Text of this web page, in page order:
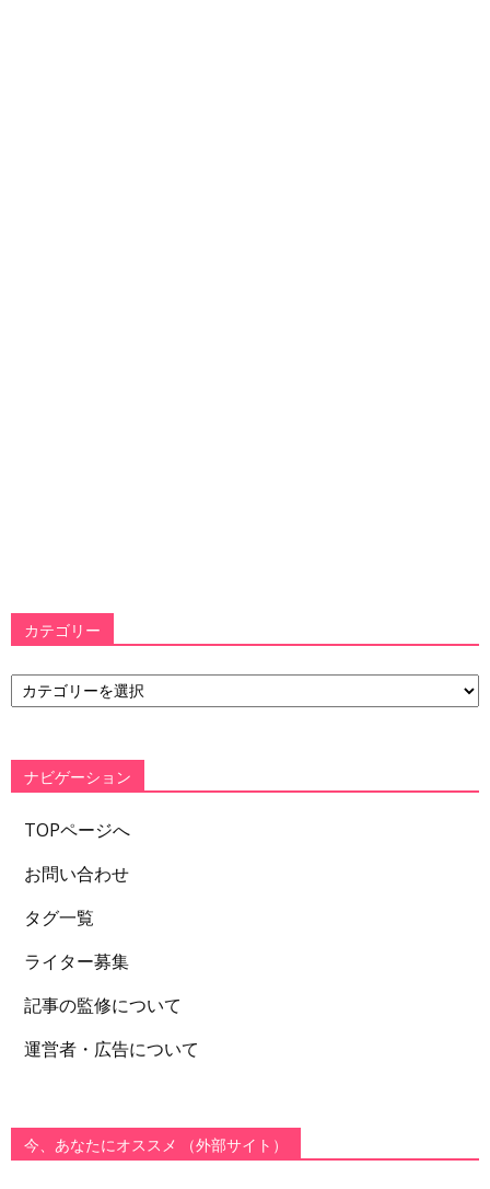
カテゴリー
カ
テ
ー
ナビゲーション
TOPページへ
お問い合わせ
タグ一覧
ライター募集
記事の監修について
運営者・広告について
今、あなたにオススメ （外部サイト）